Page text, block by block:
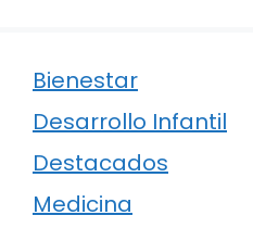
Bienestar
Desarrollo Infantil
Destacados
Medicina